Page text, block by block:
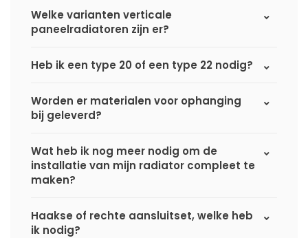
Welke varianten verticale
paneelradiatoren zijn er?
Heb ik een type 20 of een type 22 nodig?
Worden er materialen voor ophanging
bij geleverd?
Wat heb ik nog meer nodig om de
installatie van mijn radiator compleet te
maken?
Haakse of rechte aansluitset, welke heb
ik nodig?